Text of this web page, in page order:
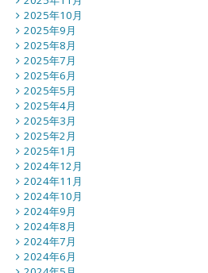
2025年10月
2025年9月
2025年8月
2025年7月
2025年6月
2025年5月
2025年4月
2025年3月
2025年2月
2025年1月
2024年12月
2024年11月
2024年10月
2024年9月
2024年8月
2024年7月
2024年6月